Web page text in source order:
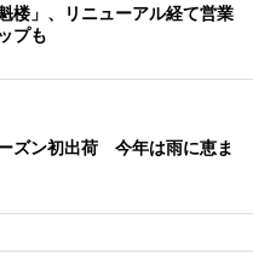
楼」、リニューアル経て営業
プも
ズン初出荷 今年は雨に恵ま